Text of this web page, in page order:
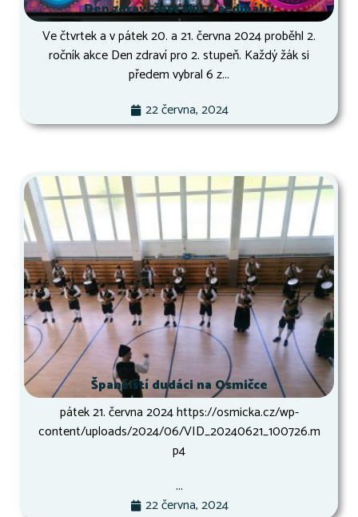
Den zdraví šesťáků a sedmáků
Ve čtvrtek a v pátek 20. a 21. června 2024 proběhl 2.
ročník akce Den zdraví pro 2. stupeň. Každý žák si
předem vybral 6 z...
22 června, 2024
Španělští dudáci na Osmičce
pátek 21. června 2024 https://osmicka.cz/wp-
content/uploads/2024/06/VID_20240621_100726.m
p4
...
22 června, 2024